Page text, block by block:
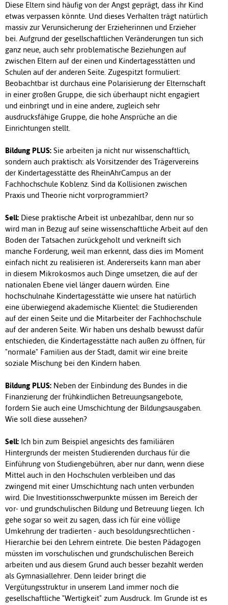
Diese Eltern sind häufig von der Angst geprägt, dass ihr Kind
etwas verpassen könnte. Und dieses Verhalten trägt natürlich
massiv zur Verunsicherung der Erzieherinnen und Erzieher
bei. Aufgrund der gesellschaftlichen Veränderungen tun sich
ganz neue, auch sehr problematische Beziehungen auf
zwischen Eltern auf der einen und Kindertagesstätten und
Schulen auf der anderen Seite. Zugespitzt formuliert:
Beobachtbar ist durchaus eine Polarisierung der Elternschaft
in einer großen Gruppe, die sich überhaupt nicht engagiert
und einbringt und in eine andere, zugleich sehr
ausdrucksfähige Gruppe, die hohe Ansprüche an die
Einrichtungen stellt.
Bildung PLUS: Sie arbeiten ja nicht nur wissenschaftlich,
sondern auch praktisch: als Vorsitzender des Trägervereins
der Kindertagesstätte des RheinAhrCampus an der
Fachhochschule Koblenz. Sind da Kollisionen zwischen
Praxis und Theorie nicht vorprogrammiert?
Sell: Diese praktische Arbeit ist unbezahlbar, denn nur so
wird man in Bezug auf seine wissenschaftliche Arbeit auf den
Boden der Tatsachen zurückgeholt und verkneift sich
manche Forderung, weil man erkennt, dass dies im Moment
einfach nicht zu realisieren ist. Andererseits kann man aber
in diesem Mikrokosmos auch Dinge umsetzen, die auf der
nationalen Ebene viel länger dauern würden. Eine
hochschulnahe Kindertagesstätte wie unsere hat natürlich
eine überwiegend akademische Klientel: die Studierenden
auf der einen Seite und die Mitarbeiter der Fachhochschule
auf der anderen Seite. Wir haben uns deshalb bewusst dafür
entschieden, die Kindertagesstätte nach außen zu öffnen, für
"normale" Familien aus der Stadt, damit wir eine breite
soziale Mischung bei den Kindern haben.
Bildung PLUS: Neben der Einbindung des Bundes in die
Finanzierung der frühkindlichen Betreuungsangebote,
fordern Sie auch eine Umschichtung der Bildungsausgaben.
Wie soll diese aussehen?
Sell: Ich bin zum Beispiel angesichts des familiären
Hintergrunds der meisten Studierenden durchaus für die
Einführung von Studiengebühren, aber nur dann, wenn diese
Mittel auch in den Hochschulen verbleiben und das
zwingend mit einer Umschichtung nach unten verbunden
wird. Die Investitionsschwerpunkte müssen im Bereich der
vor- und grundschulischen Bildung und Betreuung liegen. Ich
gehe sogar so weit zu sagen, dass ich für eine völlige
Umkehrung der tradierten - auch besoldungsrechtlichen -
Hierarchie bei den Lehrern eintrete. Die besten Pädagogen
müssten im vorschulischen und grundschulischen Bereich
arbeiten und aus diesem Grund auch besser bezahlt werden
als Gymnasiallehrer. Denn leider bringt die
Vergütungsstruktur in unserem Land immer noch die
gesellschaftliche "Wertigkeit" zum Ausdruck. Im Grunde ist es